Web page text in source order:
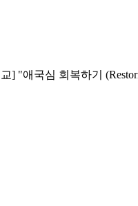
] "애국심 회복하기